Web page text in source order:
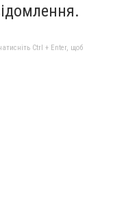
Ctrl + Enter, щоб